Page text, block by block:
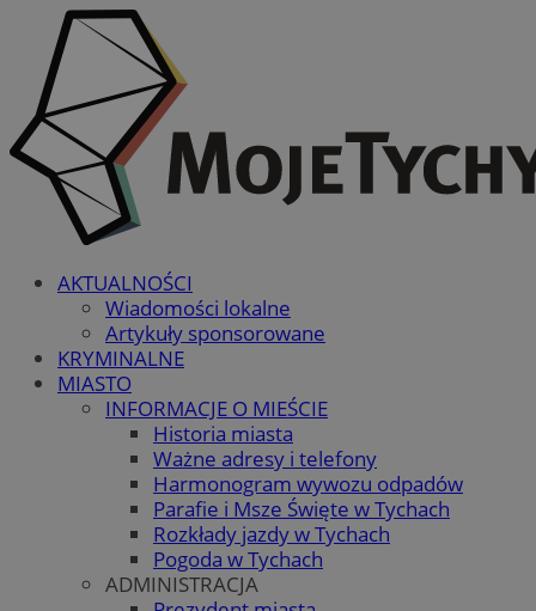
AKTUALNOŚCI
Wiadomości lokalne
Artykuły sponsorowane
KRYMINALNE
MIASTO
INFORMACJE O MIEŚCIE
Historia miasta
Ważne adresy i telefony
Harmonogram wywozu odpadów
Parafie i Msze Święte w Tychach
Rozkłady jazdy w Tychach
Pogoda w Tychach
ADMINISTRACJA